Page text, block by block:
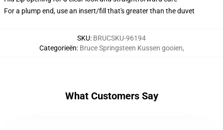
For a plump end, use an insert/fill that's greater than the duvet
SKU: BRUCSKU-96194
Categorieën: Bruce Springsteen Kussen gooien,
What Customers Say